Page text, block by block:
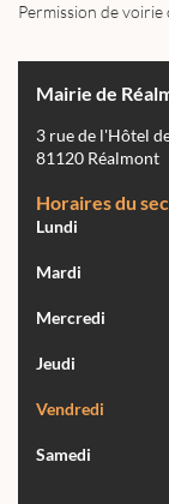
Permission de
Mairie de
3 rue de l'Hôtel
81120 Réalmont
Horaires du
Lundi
Mardi
Mercredi
Jeudi
Vendredi
Samedi